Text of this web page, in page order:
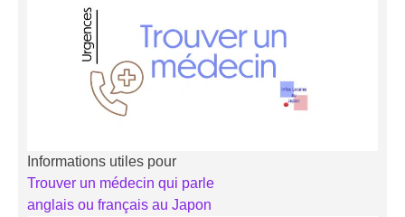
Informations utiles pour
Trouver un médecin qui parle
anglais ou français au Japon